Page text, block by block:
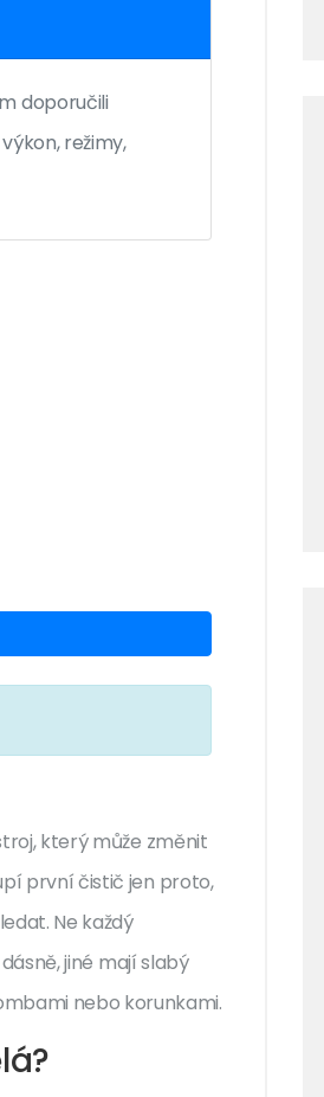
doporučili
režimy,
který může změnit
první čistič jen proto,
Ne každý
jiné mají slabý
nebo korunkami.